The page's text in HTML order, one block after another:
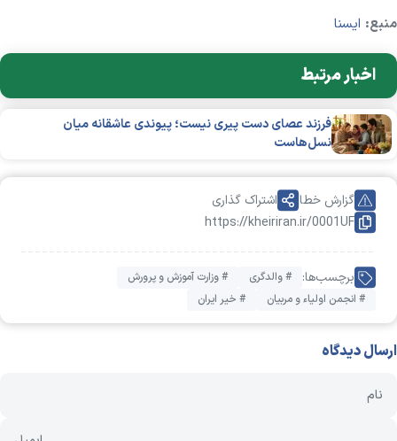
منبع: ایسنا
اخبار مرتبط
فرزند عصای دست پیری نیست؛ پیوندی عاشقانه میان
نسل‌هاست
https://kheiriran.ir/0001UF
گزارش خطا اشتراک گذاری
برچسب‌ها: # والدگری
# وزارت آموزش و پرورش
# انجمن اولیاء و مربیان
# خیر ایران
ارسال دیدگاه